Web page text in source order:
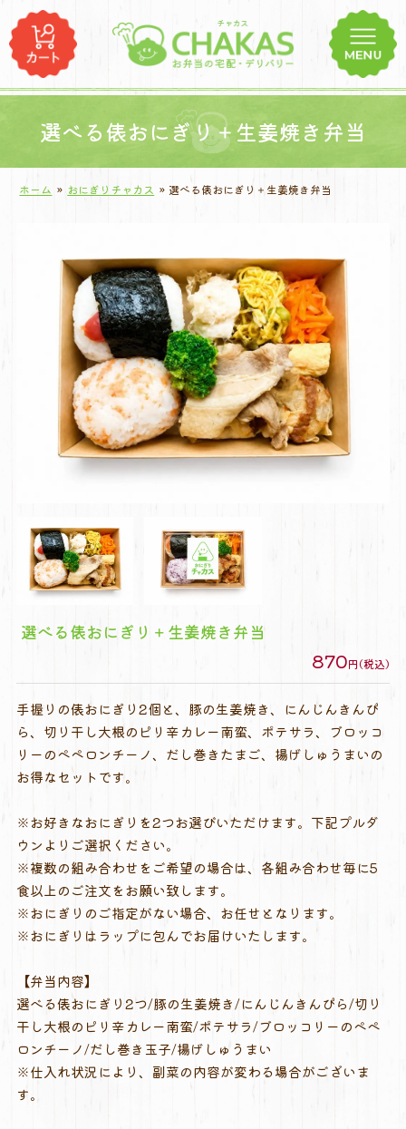
ン
テ
ツ
キ
選べる俵おにぎり＋生姜焼き弁当
ホーム » おにぎりチャカス » 選べる俵おにぎり＋生姜焼き弁当
選べる俵おにぎり＋生姜焼き弁当
870円(税込)
手握りの俵おにぎり2個と、豚の生姜焼き、にんじんきんぴ
ら、切り干し大根のピリ辛カレー南蛮、ポテサラ、ブロッコ
リーのペペロンチーノ、だし巻きたまご、揚げしゅうまいの
お得なセットです。
※お好きなおにぎりを2つお選びいただけます。下記プルダ
ウンよりご選択ください。
※複数の組み合わせをご希望の場合は、各組み合わせ毎に5
食以上のご注文をお願い致します。
※おにぎりのご指定がない場合、お任せとなります。
※おにぎりはラップに包んでお届けいたします。
【弁当内容】
選べる俵おにぎり2つ/豚の生姜焼き/にんじんきんぴら/切り
干し大根のピリ辛カレー南蛮/ポテサラ/ブロッコリーのペペ
ロンチーノ/だし巻き玉子/揚げしゅうまい
※仕入れ状況により、副菜の内容が変わる場合がございま
す。